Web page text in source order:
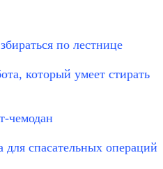
по лестнице
который умеет стирать
чемодан
для спасательных операций